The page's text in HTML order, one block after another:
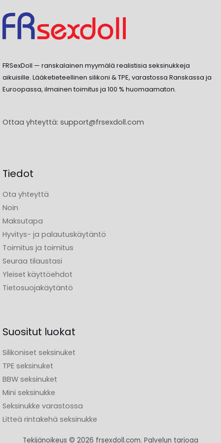
FRSexDoll — ranskalainen myymälä realistisia seksinukkeja
aikuisille. Lääketieteellinen silikoni & TPE, varastossa Ranskassa ja
Euroopassa, ilmainen toimitus ja 100 % huomaamaton.
Ottaa yhteyttä: support@frsexdoll.com
Tiedot
Ota yhteyttä
Noin
Maksutapa
Hyvitys- ja palautuskäytäntö
Toimitus ja toimitus
Seuraa tilaustasi
Yleiset käyttöehdot
Tietosuojakäytäntö
Suositut luokat
Silikoniset seksinuket
TPE seksinuket
BBW seksinuket
Mini seksinukke
Seksinukke varastossa
Litteä rintakehä seksinukke
Tekijänoikeus © 2026 frsexdoll.com. Palvelun tarjoaa